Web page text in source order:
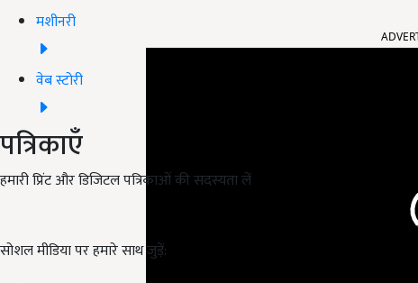
मशीनरी
वेब स्टोरी
पत्रिकाएँ
हमारी प्रिंट और डिजिटल पत्रिकाओं की सदस्यता लें
सोशल मीडिया पर हमारे साथ जुड़ें: